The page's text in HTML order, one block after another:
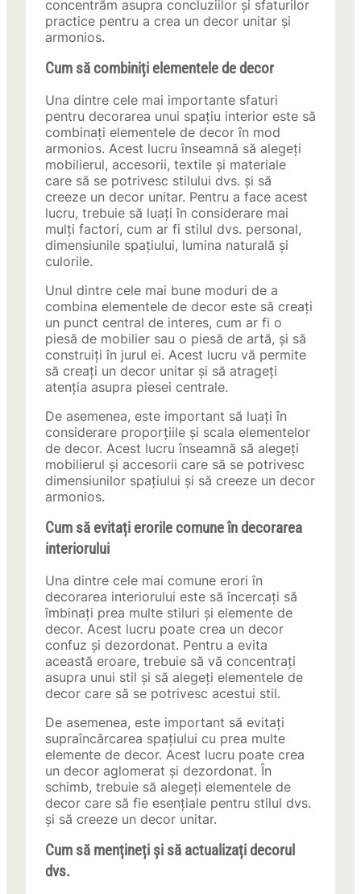
concentrăm asupra concluziilor și sfaturilor
practice pentru a crea un decor unitar și
armonios.
Cum să combiniți elementele de decor
Una dintre cele mai importante sfaturi
pentru decorarea unui spațiu interior este să
combinați elementele de decor în mod
armonios. Acest lucru înseamnă să alegeți
mobilierul, accesorii, textile și materiale
care să se potrivesc stilului dvs. și să
creeze un decor unitar. Pentru a face acest
lucru, trebuie să luați în considerare mai
mulți factori, cum ar fi stilul dvs. personal,
dimensiunile spațiului, lumina naturală și
culorile.
Unul dintre cele mai bune moduri de a
combina elementele de decor este să creați
un punct central de interes, cum ar fi o
piesă de mobilier sau o piesă de artă, și să
construiți în jurul ei. Acest lucru vă permite
să creați un decor unitar și să atrageți
atenția asupra piesei centrale.
De asemenea, este important să luați în
considerare proporțiile și scala elementelor
de decor. Acest lucru înseamnă să alegeți
mobilierul și accesorii care să se potrivesc
dimensiunilor spațiului și să creeze un decor
armonios.
Cum să evitați erorile comune în decorarea
interiorului
Una dintre cele mai comune erori în
decorarea interiorului este să încercați să
îmbinați prea multe stiluri și elemente de
decor. Acest lucru poate crea un decor
confuz și dezordonat. Pentru a evita
această eroare, trebuie să vă concentrați
asupra unui stil și să alegeți elementele de
decor care să se potrivesc acestui stil.
De asemenea, este important să evitați
supraîncărcarea spațiului cu prea multe
elemente de decor. Acest lucru poate crea
un decor aglomerat și dezordonat. În
schimb, trebuie să alegeți elementele de
decor care să fie esențiale pentru stilul dvs.
și să creeze un decor unitar.
Cum să mențineți și să actualizați decorul
dvs.